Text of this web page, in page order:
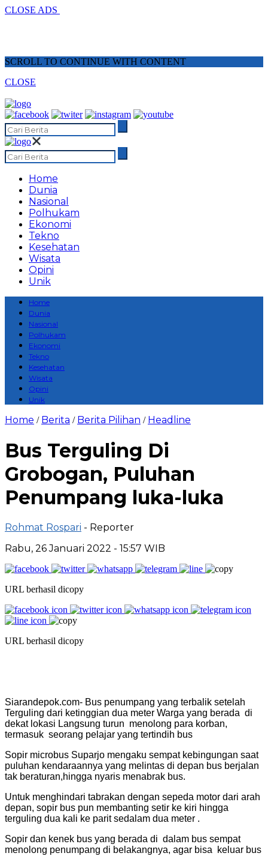
CLOSE ADS
SCROLL TO CONTINUE WITH CONTENT
CLOSE
Home
Dunia
Nasional
Polhukam
Ekonomi
Tekno
Kesehatan
Wisata
Opini
Unik
Home
Dunia
Nasional
Polhukam
Ekonomi
Tekno
Kesehatan
Wisata
Opini
Unik
Home / Berita / Berita Pilihan / Headline
Bus Terguling Di
Grobogan, Puluhan
Penumpang luka-luka
Rohmat Rospari - Reporter
Rabu, 26 Januari 2022 - 15:57 WIB
URL berhasil dicopy
URL berhasil dicopy
Siarandepok.com- Bus penumpang yang terbalik setelah
Terguling dari ketinggian dua meter Warga yang berada di
dekat lokasi Langsung turun menolong para korban,
termasuk seorang pelajar yang tertindih bus
Sopir microbus Suparjo mengaku sempat kebingungan saat
puluhan kendaraannya yang melintas di depan bus berjalan
tak beraturan,hingga nyaris menabrak bus.
Untuk menghindari tabrakan dengan sepeda motor dari arah
depan, sopir bus pun membanting setir ke kiri hingga
terguling dua kali ke parit sedalam dua meter .
Sopir dan kenek bus yang berada di dalam bus sempat
menolong penumpang di belakangnya, agar bisa keluar bus